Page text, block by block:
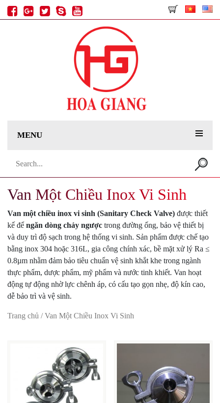
MENU
Search
Van Một Chiều Inox Vi Sinh
Van một chiều inox vi sinh (Sanitary Check Valve) được thiết
kế để ngăn dòng chảy ngược trong đường ống, bảo vệ thiết bị
và duy trì độ sạch trong hệ thống vi sinh. Sản phẩm được chế tạo
bằng inox 304 hoặc 316L, gia công chính xác, bề mặt xử lý Ra ≤
0.8µm nhằm đảm bảo tiêu chuẩn vệ sinh khắt khe trong ngành
thực phẩm, dược phẩm, mỹ phẩm và nước tinh khiết. Van hoạt
động tự động nhờ lực chênh áp, có cấu tạo gọn nhẹ, độ kín cao,
dễ bảo trì và vệ sinh.
Trang chủ / Van Một Chiều Inox Vi Sinh